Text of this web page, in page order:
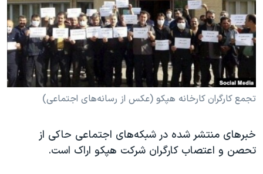
فرهنگ و زندگی
حقوق شهروندی
اقتصادی
علم و فناوری
اسرائیل در جنگ
آرشیو پخش زنده
مستندها
انتخابات ریاست جمهوری آمریکا ۲۰۲۴
حمله جمهوری اسلامی به اسرائیل
رمز مهسا
ورزش زنان در ایران
مجموعه مستندهای دادخواهی
تریبونال مردمی آبان ۹۸
دنبال کنید
زبانهای مختلف
تجمع کارگران کارخانه هپکو (عکس از رسانه‌های اجتماعی)
خبرهای منتشر شده در شبکه‌های اجتماعی حاکی از
تحصن و اعتصاب کارگران شرکت هپکو اراک است.